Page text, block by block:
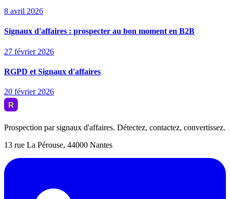
8 avril 2026
Signaux d'affaires : prospecter au bon moment en B2B
27 février 2026
RGPD et Signaux d'affaires
20 février 2026
Prospection par signaux d'affaires. Détectez, contactez, convertissez.
13 rue La Pérouse, 44000 Nantes